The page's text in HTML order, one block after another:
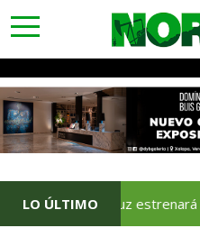
toggle
navigation
LO ÚLTIMO
Veracruz estrenará en